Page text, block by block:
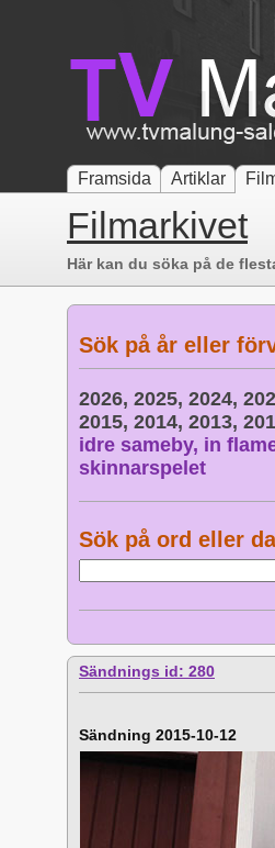
Framsida Artiklar
Filmarkivet
Här kan du söka på de
Sök på år eller
2026, 2025, 2024,
2015, 2014, 2013,
idre sameby, in
skinnarspelet
Sök på ord eller
Sändnings id: 280
Sändning 2015-10-12